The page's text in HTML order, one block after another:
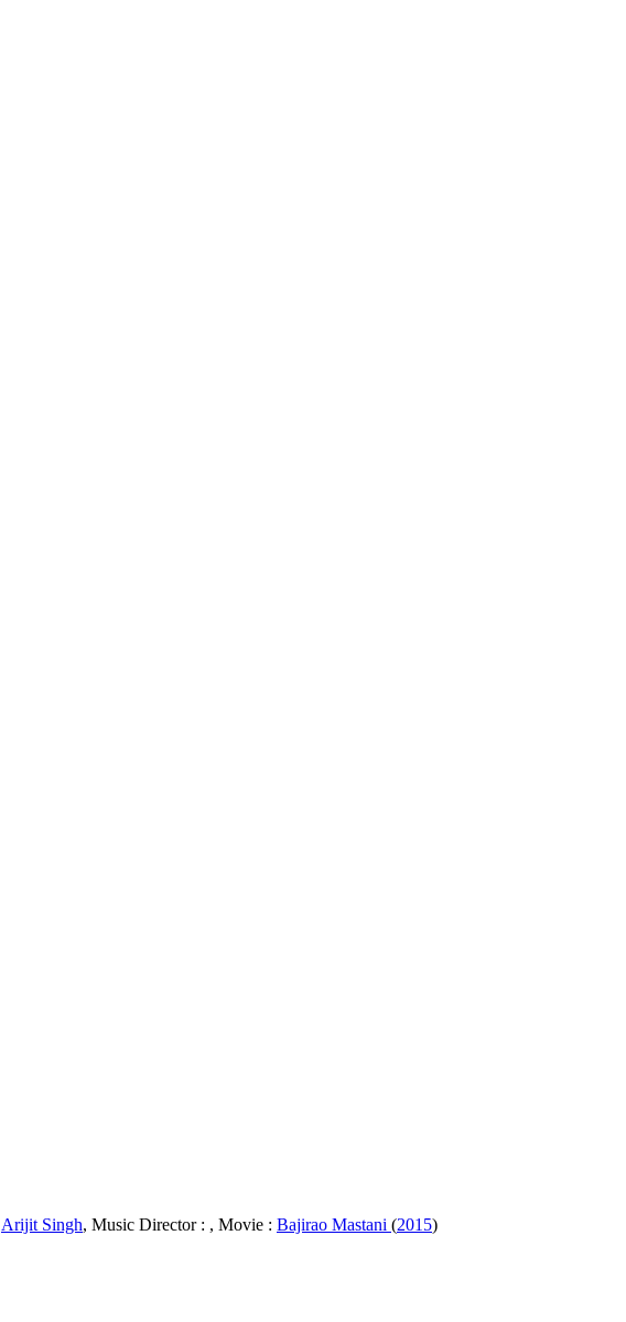
Arijit Singh, Music Director : , Movie : Bajirao Mastani (2015)